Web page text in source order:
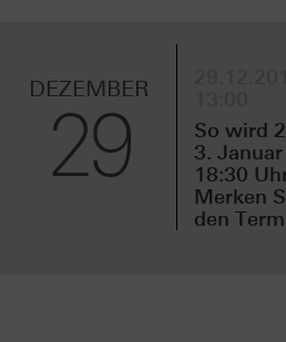
DEZEMBER
29
So wird
3.
18:30
Merken
den